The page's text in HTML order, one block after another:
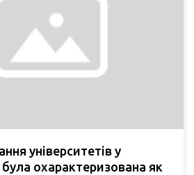
університетів у
охарактеризована як